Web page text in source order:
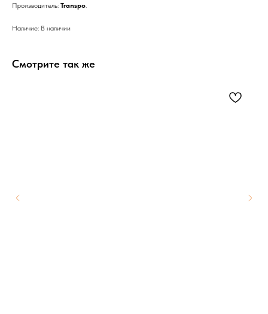
Производитель: Transpo.
Наличие: В наличии
Смотрите так же